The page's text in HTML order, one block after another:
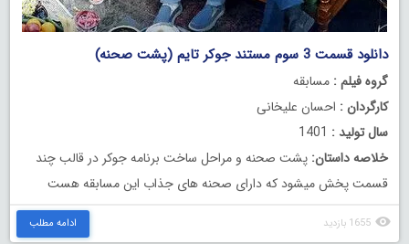
دانلود قسمت 3 سوم مستند جوکر تایم (پشت صحنه)
گروه فیلم : مسابقه
کارگردان : احسان علیخانی
سال تولید :
خلاصه داستان: پشت صحنه و مراحل ساخت برنامه جوکر در قالب چند
قسمت پخش میشود که دارای صحنه های جذاب این مسابقه هست
1655 بازدید ادامه مطلب